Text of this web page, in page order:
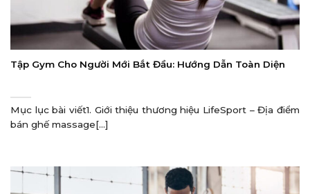
Tập Gym Cho Người Mới Bắt Đầu: Hướng Dẫn Toàn Diện
Mục lục bài viết1. Giới thiệu thương hiệu LifeSport – Địa điểm
bán ghế massage[...]